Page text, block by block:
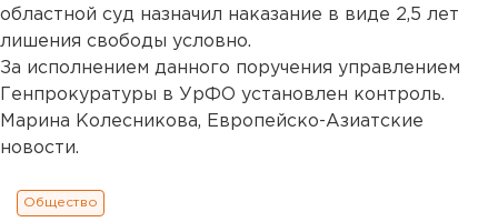
областной суд назначил наказание в виде 2,5 лет
лишения свободы условно.
За исполнением данного поручения управлением
Генпрокуратуры в УрФО установлен контроль.
Марина Колесникова, Европейско-Азиатские
новости.
Общество